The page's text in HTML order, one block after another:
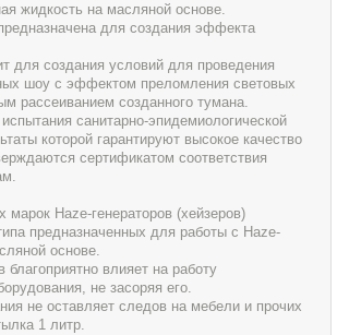
жидкость на масляной основе.
для создания эффекта
для создания условий для проведения
шоу с эффектом преломления световых
рассеиванием созданного тумана.
санитарно-эпидемиологической
которой гарантируют высокое качество
сертификатом соответствия
марок Haze-генераторов (хейзеров)
предназначенных для работы с Haze-
основе.
благоприятно влияет на работу
не засоряя его.
не оставляет следов на мебели и прочих
1 литр.